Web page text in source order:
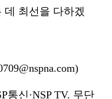
데 최선을 다하겠
신·NSP TV. 무단